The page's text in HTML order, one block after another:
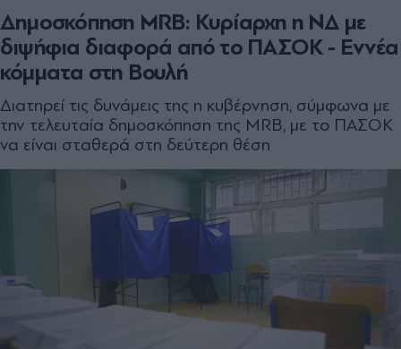
Δημοσκόπηση MRB: Κυρίαρχη η ΝΔ με
διψήφια διαφορά από το ΠΑΣΟΚ - Εννέα
κόμματα στη Βουλή
Διατηρεί τις δυνάμεις της η κυβέρνηση, σύμφωνα με
την τελευταία δημοσκόπηση της MRB, με το ΠΑΣΟΚ
να είναι σταθερά στη δεύτερη θέση